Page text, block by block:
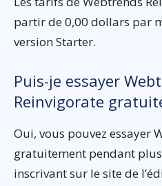
partir de 0,00 dollars par
version Starter.
Puis-je essayer
Reinvigorate
Oui, vous pouvez essayer
gratuitement pendant
inscrivant sur le site de